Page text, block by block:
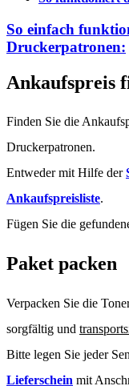
So einfach
Druckerpatronen:
Ankaufspreis
Finden Sie die
Druckerpatronen.
Entweder mit Hilfe der
Ankaufspreisliste.
Fügen Sie die
Paket packen
Verpacken Sie die
sorgfältig und
Bitte legen Sie jeder
Lieferschein mit